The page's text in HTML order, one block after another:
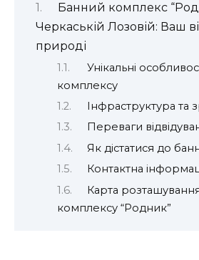
Банний комплекс
Черкаській Лозовій: Ваш
природі
Унікальні
комплексу
Інфраструктура та
Переваги
Як дістатися до
Контактна
Карта
комплексу “Родник”